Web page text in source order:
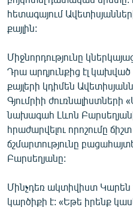
հետագայում
քայլին:
Միջնորդությունը
Դրա արդյունքից էլ կախված
քայլերի կդիմեն
Գյումրիի ժուռնալիստների
նախագահ Լևոն
հրաժարվելու որոշումը
ճշմարտությունը
Բարսեղյանը:
Մինչդեռ ակտիվիստ
կարծիքի է: «Եթե իրենք